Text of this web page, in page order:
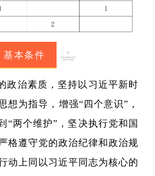
基本条件
政治素质，坚持以习近平新时
想为指导，增强“四个意识”，
“两个维护”，坚决执行党和国
格遵守党的政治纪律和政治规
动上同以习近平同志为核心的